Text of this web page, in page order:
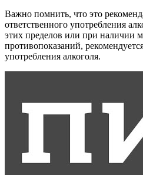
Важно помнить, что это
ответственного употребления
этих пределов или при наличии
противопоказаний,
употребления алкоголя.